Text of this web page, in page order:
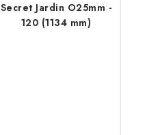
Secret Jardin O25mm -
120 (1134 mm)